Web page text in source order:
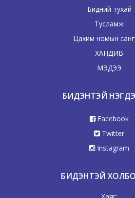
Бидний тухай
Тусламж
Цахим номын
ХАНДИВ
МЭДЭЭ
БИДЭНТЭЙ
Facebook
Twitter
Instagram
БИДЭНТЭЙ